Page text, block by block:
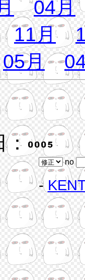
04月
11月
05月
no
-